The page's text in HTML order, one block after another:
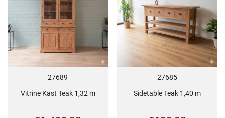
27689
Vitrine Kast Teak 1,32 m
27685
Sidetable Teak 1,40 m